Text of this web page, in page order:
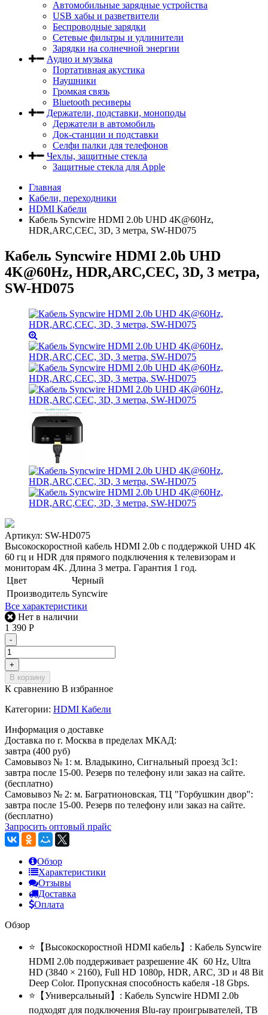
Автомобильные зарядные устройства
USB хабы и разветвители
Беспроводные зарядки
Сетевые фильтры и удлинители
Зарядки на солнечной энергии
Аудио и музыка
Портативная акустика
Наушники
Громкая связь
Bluetooth ресиверы
Держатели, подставки, моноподы
Держатели в автомобиль
Док-станции и подставки
Селфи палки для телефонов
Чехлы, защитные стекла
Защитные стекла для Apple
Главная
Кабели, переходники
HDMI Кабели
Кабель Syncwire HDMI 2.0b UHD 4K@60Hz,
HDR,ARC,CEC, 3D, 3 метра, SW-HD075
Кабель Syncwire HDMI 2.0b UHD
4K@60Hz, HDR,ARC,CEC, 3D, 3 метра,
SW-HD075
Артикул: SW-HD075
Высокоскоростной кабель HDMI 2.0b с поддержкой UHD 4K
60 гц и HDR для прямого подключения к телевизорам и
мониторам 4K. Длина 3 метра. Гарантия 1 год.
Цвет
Черный
Производитель Syncwire
Все характеристики
Нет в наличии
1 390 Р
-
+
В корзину
К сравнению В избранное
Категории: HDMI Кабели
Информация о доставке
Доставка по г. Москва в пределах МКАД:
завтра (400 руб)
Самовывоз № 1: м. Владыкино, Сигнальный проезд 3с1:
завтра после 15-00. Резерв по телефону или заказ на сайте.
(бесплатно)
Самовывоз № 2: м. Багратионовская, ТЦ "Горбушкин двор":
завтра после 15-00. Резерв по телефону или заказ на сайте.
(бесплатно)
Запросить оптовый прайс
Обзор
Характеристики
Отзывы
Доставка
Оплата
Обзор
⭐【Высокоскоростной HDMI кабель】: Кабель Syncwire
HDMI 2.0b поддерживает разрешение 4K 60 Hz, Ultra
HD (3840 × 2160), Full HD 1080p, HDR, ARC, 3D и 48 Bit
Deep Color. Пропускная способность кабеля -18 Gbps.
⭐【Универсальный】: Кабель Syncwire HDMI 2.0b
подходят для подключения Blu-ray проигрывателей, ТВ